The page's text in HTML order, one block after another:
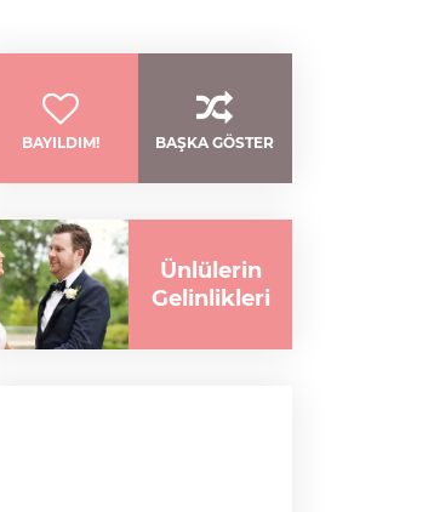
BAYILDIM! BAŞKA GÖSTER
Ünlülerin
Gelinlikleri